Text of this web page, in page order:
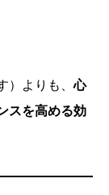
）よりも、心
スを高める効